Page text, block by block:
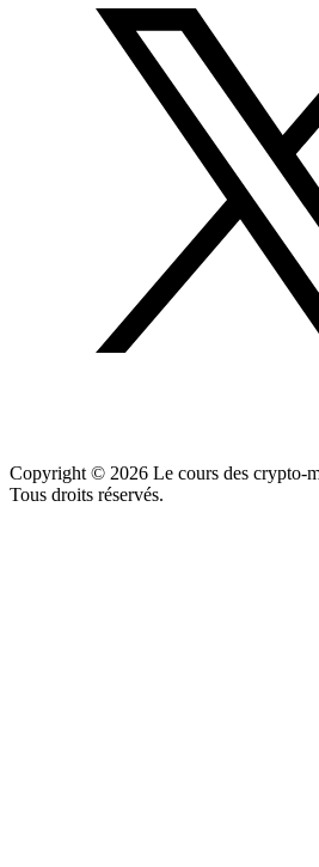
Copyright © 2026 Le cours des crypto-
Tous droits réservés.